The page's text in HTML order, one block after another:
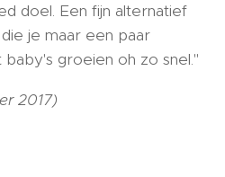
doel. Een fijn alternatief
je maar een paar
groeien oh zo snel."
2017)